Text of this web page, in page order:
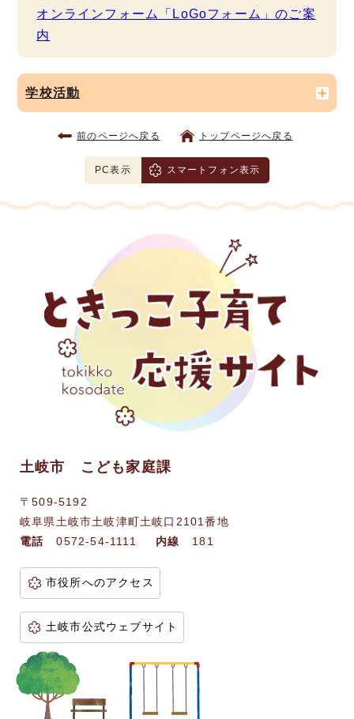
オンラインフォーム「LoGoフォーム」のご案
内
学校活動
前のページへ戻る トップページへ戻る
PC表示 スマートフォン表示
土岐市 こども家庭課
〒509-5192
岐阜県土岐市土岐津町土岐口2101番地
電話
0572-54-1111 内線 181
市役所へのアクセス
土岐市公式ウェブサイト